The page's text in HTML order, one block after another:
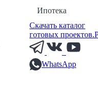
Ипотека
Скачать каталог
готовых
WhatsApp